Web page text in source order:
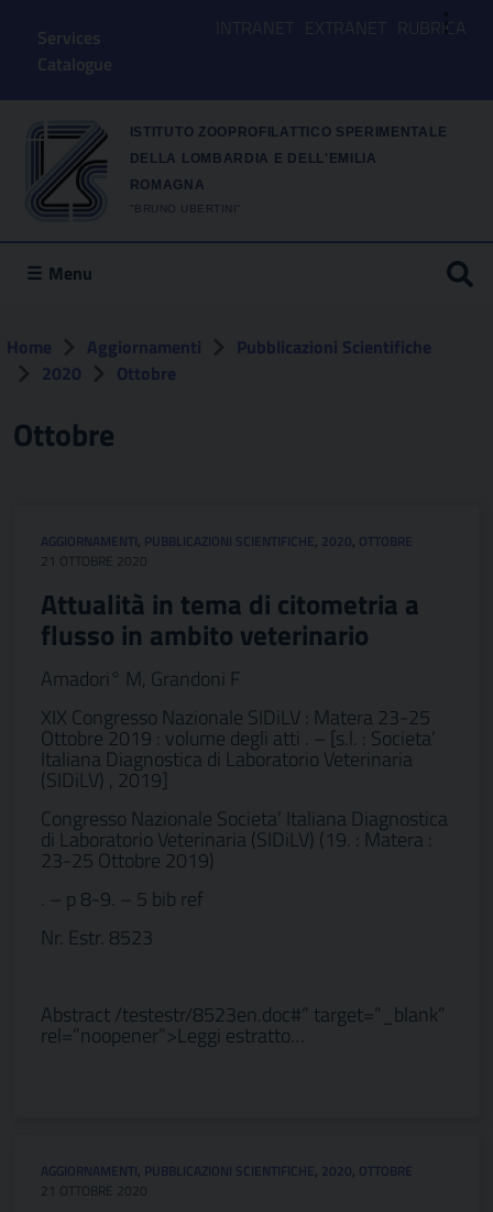
⋮
Services
Catalogue
INTRANET EXTRANET RUBRICA
ISTITUTO ZOOPROFILATTICO SPERIMENTALE
DELLA LOMBARDIA E DELL'EMILIA
ROMAGNA
"BRUNO UBERTINI"
Menu
Home Aggiornamenti
Pubblicazioni Scientifiche
2020
Ottobre
Ottobre
AGGIORNAMENTI, PUBBLICAZIONI SCIENTIFICHE, 2020, OTTOBRE
21 OTTOBRE 2020
Attualità in tema di citometria a
flusso in ambito veterinario
Amadori° M, Grandoni F
XIX Congresso Nazionale SIDiLV : Matera 23-25
Ottobre 2019 : volume degli atti . – [s.l. : Societa’
Italiana Diagnostica di Laboratorio Veterinaria
(SIDiLV) , 2019]
Congresso Nazionale Societa’ Italiana Diagnostica
di Laboratorio Veterinaria (SIDiLV) (19. : Matera :
23-25 Ottobre 2019)
. – p 8-9. – 5 bib ref
Nr. Estr. 8523
Abstract /testestr/8523en.doc#” target=”_blank”
rel=”noopener”>Leggi estratto…
AGGIORNAMENTI, PUBBLICAZIONI SCIENTIFICHE, 2020, OTTOBRE
21 OTTOBRE 2020